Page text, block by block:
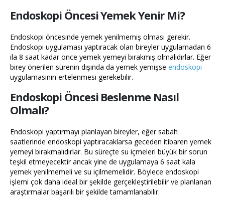
Endoskopi Öncesi Yemek Yenir Mi?
Endoskopi öncesinde yemek yenilmemiş olması gerekir.
Endoskopi uygulaması yaptıracak olan bireyler uygulamadan 6
ila 8 saat kadar önce yemek yemeyi bırakmış olmalıdırlar. Eğer
birey önerilen sürenin dışında da yemek yemişse endoskopi
uygulamasının ertelenmesi gerekebilir.
Endoskopi Öncesi Beslenme Nasıl
Olmalı?
Endoskopi yaptırmayı planlayan bireyler, eğer sabah
saatlerinde endoskopi yaptıracaklarsa geceden itibaren yemek
yemeyi bırakmalıdırlar. Bu süreçte su içmeleri büyük bir sorun
teşkil etmeyecektir ancak yine de uygulamaya 6 saat kala
yemek yenilmemeli ve su içilmemelidir. Böylece endoskopi
işlemi çok daha ideal bir şekilde gerçekleştirilebilir ve planlanan
araştırmalar başarılı bir şekilde tamamlanabilir.